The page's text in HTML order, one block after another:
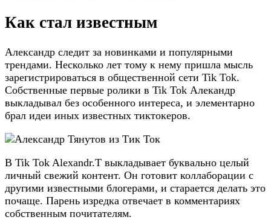
Как стал известным
Александр следит за новинками и популярными
трендами. Несколько лет тому к нему пришла мысль
зарегистрироваться в общественной сети Tik Tok.
Собственные первые ролики в Tik Tok Алекандр
выкладывал без особенного интереса, и элементарно
брал идеи иных известных тиктокеров.
В Tik Tok Alexandr.T выкладывает буквально целый
личный свежий контент. Он готовит коллаборации с
другими известными блогерами, и старается делать это
почаще. Парень изредка отвечает в комментариях
собственным почитателям.